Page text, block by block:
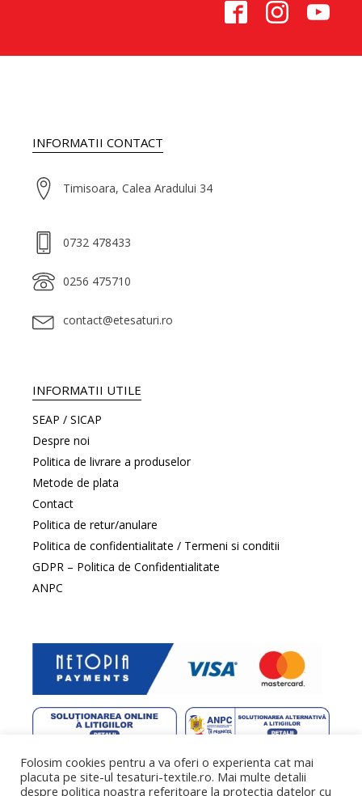
INFORMATII CONTACT
Timisoara, Calea Aradului 34
0732 478433
0256 475710
contact@etesaturi.ro
INFORMATII UTILE
SEAP / SICAP
Despre noi
Politica de livrare a produselor
Metode de plata
Contact
Politica de retur/anulare
Politica de confidentialitate / Termeni si conditii
GDPR – Politica de Confidentialitate
ANPC
web design by DowMedia |gazduire webby SpeedHost
Folosim cookies pentru a va oferi o experienta cat mai
placuta pe site-ul tesaturi-textile.ro. Mai multe detalii
despre politica noastra referitoare la protectia datelor cu